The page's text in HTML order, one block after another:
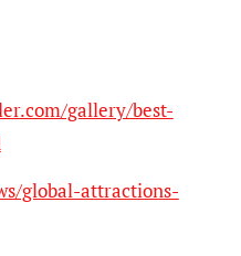
gallery/best-
global-attractions-